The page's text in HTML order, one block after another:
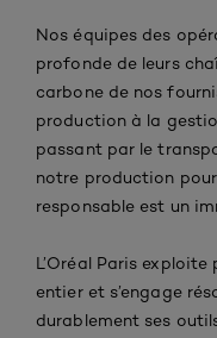
Nos équipes des
profonde de leurs
carbone de nos
production à la
passant par le
notre production
responsable est un
L’Oréal Paris
entier et s’engage
durablement ses